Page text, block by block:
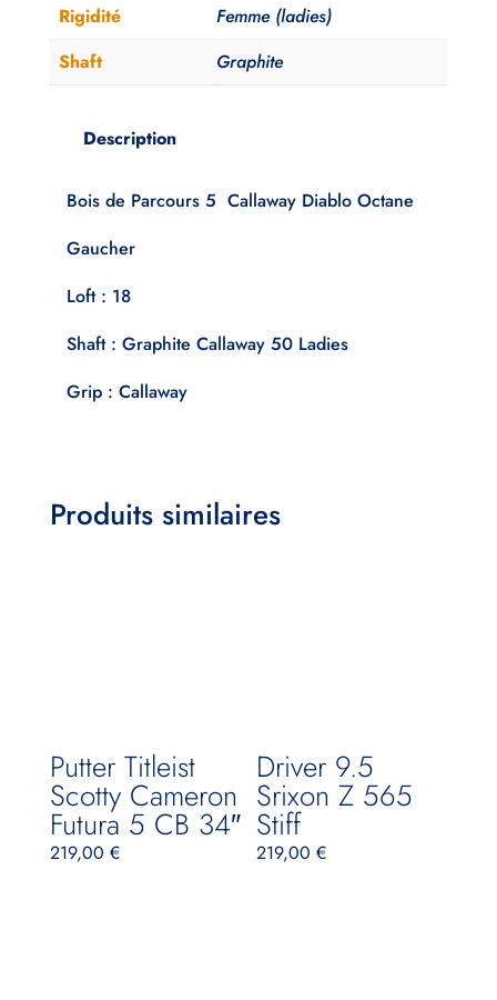
Rigidité
Femme (ladies)
Shaft
Graphite
Description
Bois de Parcours 5 Callaway Diablo Octane
Gaucher
Loft : 18
Shaft : Graphite Callaway 50 Ladies
Grip : Callaway
Produits similaires
Putter Titleist
Scotty Cameron
Futura 5 CB 34″
219,00 €
Driver 9.5
Srixon Z 565
Stiff
219,00€